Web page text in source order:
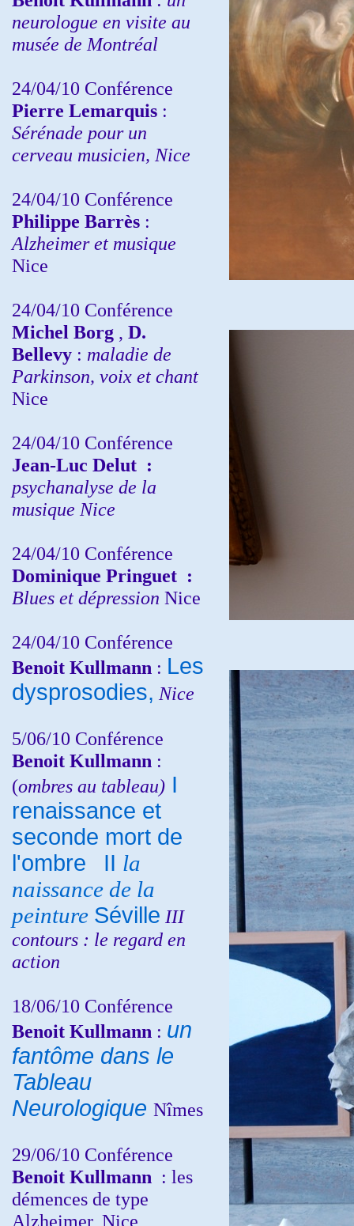
neurologue en visite au
musée de Montréal
24/04/10 Conférence
Pierre Lemarquis :
Sérénade pour un
cerveau musicien, Nice
24/04/10 Conférence
Philippe Barrès :
Alzheimer et musique
Nice
24/04/10 Conférence
Michel Borg , D.
Bellevy : maladie de
Parkinson, voix et chant
Nice
24/04/10 Conférence
Jean-Luc Delut :
psychanalyse de la
musique Nice
24/04/10 Conférence
Dominique Pringuet :
Blues et dépression Nice
24/04/10 Conférence
Benoit Kullmann : Les
dysprosodies, Nice
5/06/10 Conférence
Benoit Kullmann :
(ombres au tableau) I
renaissance et
seconde mort de
l'ombre
II la
naissance de la
peinture Séville III
contours : le regard en
action
18/06/10 Conférence
Benoit Kullmann : un
fantôme dans le
Tableau
Neurologique Nîmes
29/06/10 Conférence
Benoit Kullmann : les
démences de type
Alzheimer, Nice